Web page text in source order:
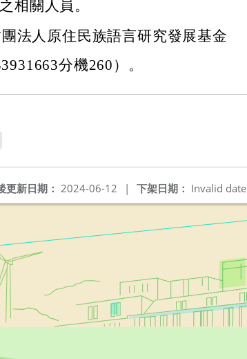
相關人員。
法人原住民族語言研究發展基金
分機260）。
下架日期： Invalid date
更新日期： 2024-06-12 |